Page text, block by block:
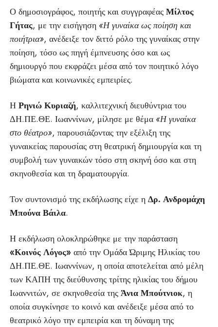
Ο δημοσιογράφος, ποιητής και συγγραφέαςΜίλτος
Γήτας, με την εισήγηση «Η γυναίκα ως ποίηση και
ποιήτρια», ανέδειξε τον διττό ρόλο της γυναίκας στην
ποίηση, τόσο ως πηγή έμπνευσης όσο και ως
δημιουργό που εκφράζει μέσα από τον ποιητικό λόγο
βιώματα και κοινωνικές εμπειρίες.
ΗΡηνιώ Κυριαζή, καλλιτεχνική διευθύντρια του
ΔΗ.ΠΕ.ΘΕ. Ιωαννίνων, μίλησε με θέμα «Η γυναίκα
στο θέατρο», παρουσιάζοντας την εξέλιξη της
γυναικείας παρουσίας στη θεατρική δημιουργία και τη
συμβολή των γυναικών τόσο στη σκηνή όσο και στη
σκηνοθεσία και τη δραματουργία.
Τον συντονισμό της εκδήλωσης είχε ηΔρ. Ανδρομάχη
Μπούνα Βάιλα.
Η εκδήλωση ολοκληρώθηκε με την παράσταση
«Κοινός Λόγος» από την Ομάδα Ώριμης Ηλικίας του
ΔΗ.ΠΕ.ΘΕ. Ιωαννίνων, η οποία αποτελείται από μέλη
των ΚΑΠΗ της διεύθυνσης τρίτης ηλικίας του δήμου
Ιωαννιτών, σε σκηνοθεσία τηςΆνια Μπούτνιοκ, η
οποία συγκίνησε το κοινό και ανέδειξε μέσα από το
θεατρικό λόγο την εμπειρία και τη δύναμη της